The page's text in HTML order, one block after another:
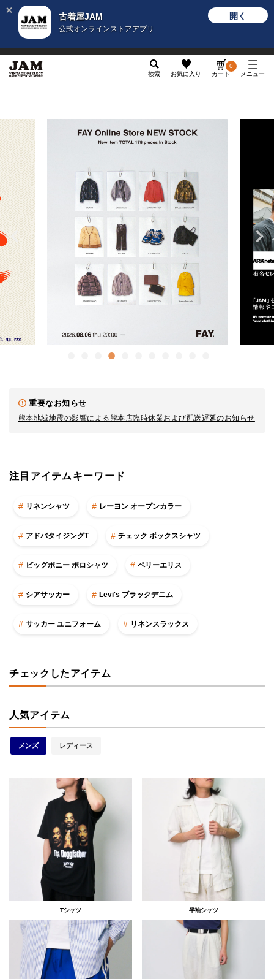
古着屋JAM
公式オンラインストアアプリ
開く
検索 お気に入り カート
0
メニュー
重要なお知らせ
熊本地域地震の影響による熊本店臨時休業および配送遅延のお知らせ
注目アイテムキーワード
リネンシャツ レーヨン オープンカラー
アドバタイジングT チェック ボックスシャツ
ビッグポニー ポロシャツ ペリーエリス
シアサッカー Levi's ブラックデニム
サッカー ユニフォーム リネンスラックス
チェックしたアイテム
人気アイテム
メンズ レディース
Tシャツ 半袖シャツ